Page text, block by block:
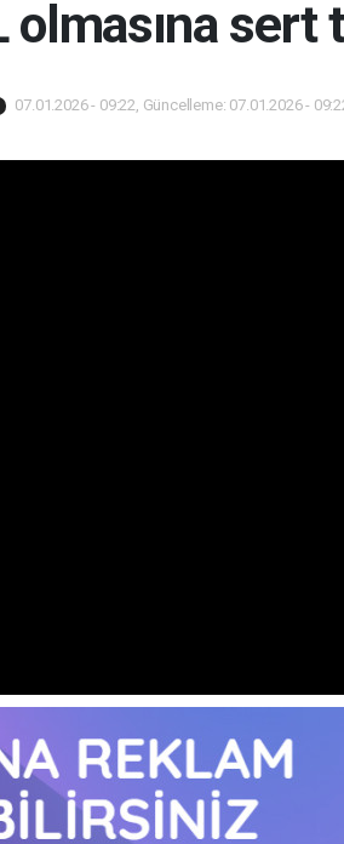
olmasına sert
07.01.2026 - 09:22, Güncelleme: 07.01.2026 -